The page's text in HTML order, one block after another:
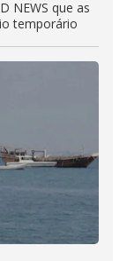
NEWS que as
temporário